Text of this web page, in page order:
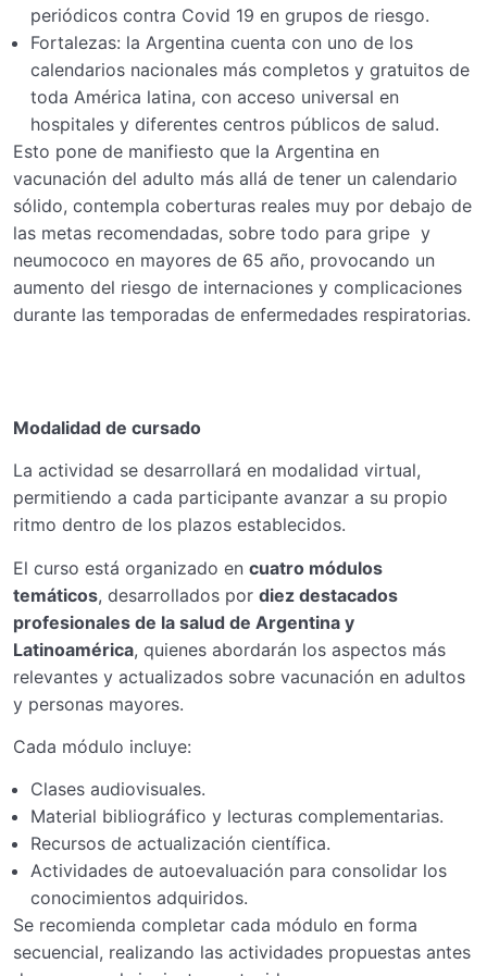
periódicos contra Covid 19 en grupos de riesgo.
Fortalezas: la Argentina cuenta con uno de los
calendarios nacionales más completos y gratuitos de
toda América latina, con acceso universal en
hospitales y diferentes centros públicos de salud.
Esto pone de manifiesto que la Argentina en
vacunación del adulto más allá de tener un calendario
sólido, contempla coberturas reales muy por debajo de
las metas recomendadas, sobre todo para gripe y
neumococo en mayores de 65 año, provocando un
aumento del riesgo de internaciones y complicaciones
durante las temporadas de enfermedades respiratorias.
Modalidad de cursado
La actividad se desarrollará en modalidad virtual,
permitiendo a cada participante avanzar a su propio
ritmo dentro de los plazos establecidos.
El curso está organizado en cuatro módulos
temáticos, desarrollados por diez destacados
profesionales de la salud de Argentina y
Latinoamérica, quienes abordarán los aspectos más
relevantes y actualizados sobre vacunación en adultos
y personas mayores.
Cada módulo incluye:
Clases audiovisuales.
Material bibliográfico y lecturas complementarias.
Recursos de actualización científica.
Actividades de autoevaluación para consolidar los
conocimientos adquiridos.
Se recomienda completar cada módulo en forma
secuencial, realizando las actividades propuestas antes